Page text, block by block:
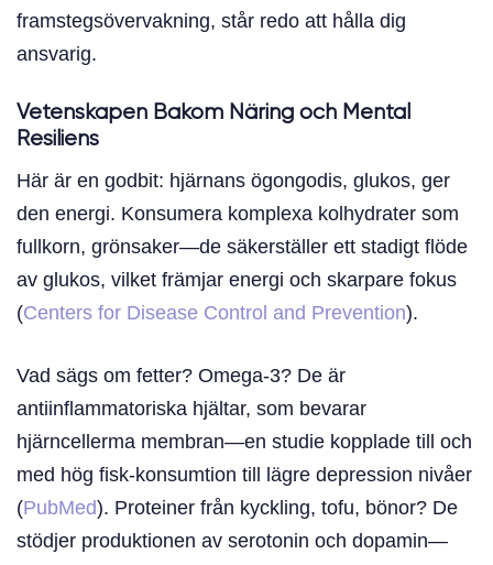
framstegsövervakning, står redo att hålla dig
ansvarig.
Vetenskapen Bakom Näring och Mental
Resiliens
Här är en godbit: hjärnans ögongodis, glukos, ger
den energi. Konsumera komplexa kolhydrater som
fullkorn, grönsaker—de säkerställer ett stadigt flöde
av glukos, vilket främjar energi och skarpare fokus
(Centers for Disease Control and Prevention).
Vad sägs om fetter? Omega-3? De är
antiinflammatoriska hjältar, som bevarar
hjärncellerma membran—en studie kopplade till och
med hög fisk-konsumtion till lägre depression nivåer
(PubMed). Proteiner från kyckling, tofu, bönor? De
stödjer produktionen av serotonin och dopamin—